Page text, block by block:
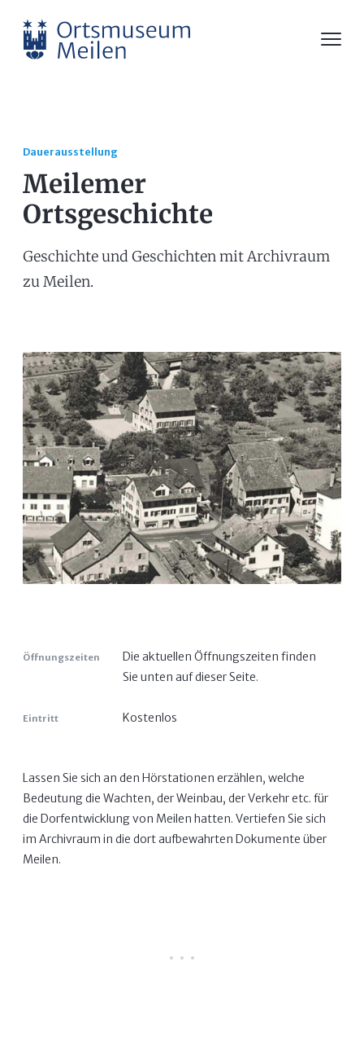
Dauerausstellung
Meilemer
Ortsgeschichte
Geschichte und Geschichten mit Archivraum
zu Meilen.
Öffnungszeiten
Die aktuellen Öffnungszeiten finden
Sie unten auf dieser Seite.
Eintritt Kostenlos
Lassen Sie sich an den Hörstationen erzählen, welche
Bedeutung die Wachten, der Weinbau, der Verkehr etc. für
die Dorfentwicklung von Meilen hatten. Vertiefen Sie sich
im Archivraum in die dort aufbewahrten Dokumente über
Meilen.